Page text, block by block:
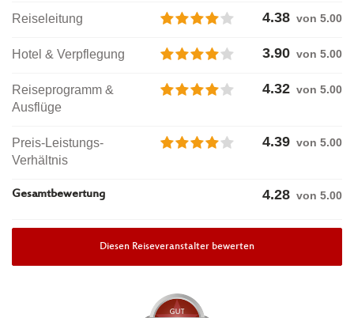
Reiseleitung 4.38 von 5.00
Hotel & Verpflegung 3.90 von 5.00
Reiseprogramm &
Ausflüge
4.32 von 5.00
Preis-Leistungs-
Verhältnis
4.39 von 5.00
Gesamtbewertung 4.28 von 5.00
Diesen Reiseveranstalter bewerten